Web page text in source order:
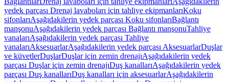
yedek parçası Drenaj lavaboları için tahliye ekipmanlarıKoku
sifonlarıAşağıdakilerin yedek parçası Koku sifonlarıBağlantı
manşonuAşağıdakilerin yedek parçası Bağlantı manşonuTahliye
vanalarıAşağıdakilerin yedek parçası Tahliye
vanalarıAksesuarlarAşağıdakilerin yedek parçası AksesuarlarDuşlar
ve küvetlerDuşlarDuşlar için zemin drenajıAşağıdakilerin yedek
parçası Duşlar için zemin drenajıDuş kanallarıAşağıdakilerin yedek
parçası Duş kanallarıDuş kanalları için aksesuarlarAşağıdakilerin